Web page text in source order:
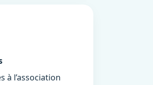
à l’association